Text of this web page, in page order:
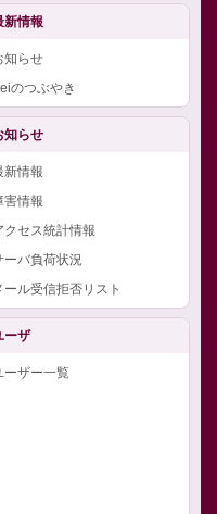
新情報
知らせ
のつぶやき
知らせ
新情報
害情報
クセス統計情報
ーバ負荷状況
ール受信拒否リスト
ーザ
ーザー一覧